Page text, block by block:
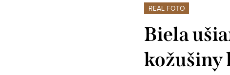
REAL FOTO
Biela
kožušiny